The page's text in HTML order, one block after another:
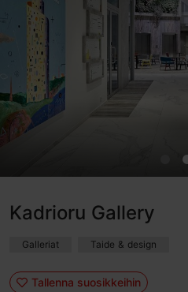
Kadrioru Gallery
Galleriat Taide & design
Tallenna suosikkeihin